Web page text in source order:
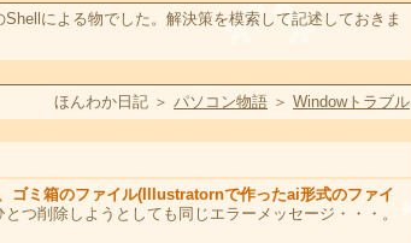
による物でした。解決策を模索して記述しておきま
ほんわか日記 ＞ パソコン物語 ＞ Windowトラブル
ゴミ箱のファイル(Illustratornで作ったai形式のファイ
つ削除しようとしても同じエラーメッセージ・・・。